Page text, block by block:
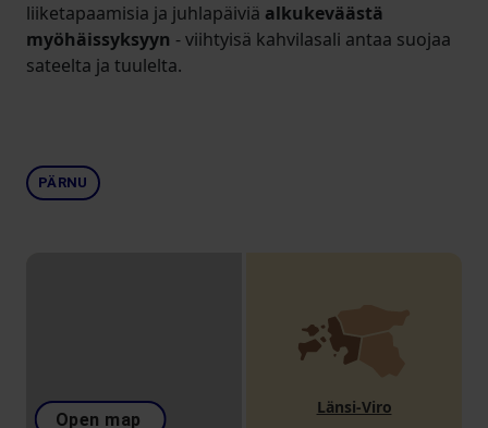
liiketapaamisia ja juhlapäiviä alkukeväästä
myöhäissyksyyn - viihtyisä kahvilasali antaa suojaa
sateelta ja tuulelta.
PÄRNU
Open map
Länsi-Viro